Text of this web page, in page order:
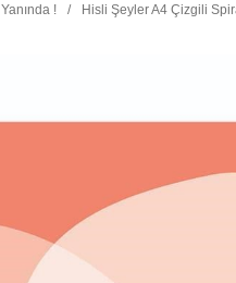
! Hisli Şeyler A4 Çizgili